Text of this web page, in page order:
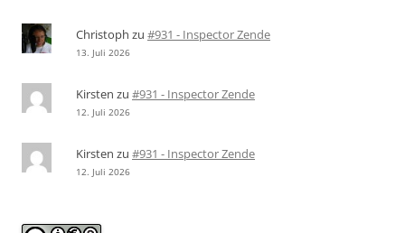
Christoph zu #931 - Inspector Zende
13. Juli 2026
Kirsten zu #931 - Inspector Zende
12. Juli 2026
Kirsten zu #931 - Inspector Zende
12. Juli 2026